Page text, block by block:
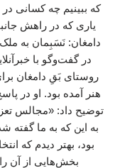
که ببینیم چه کسانی
یاری که در راهش
دامغان: نَسَبِمان به
در گفت‌وگو با
روستای بَقِ دامغان
هنر آمده بود. او در
توضیح داد: «مجالس
به این که به ما گفته
بود، بهتر دیدم که
بخش‌هایی از آن را